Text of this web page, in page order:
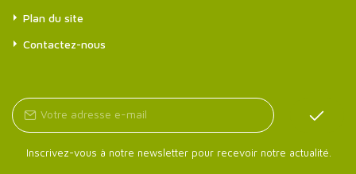
Plan du site
Contactez-nous
Inscrivez-vous à notre newsletter pour recevoir notre actualité.